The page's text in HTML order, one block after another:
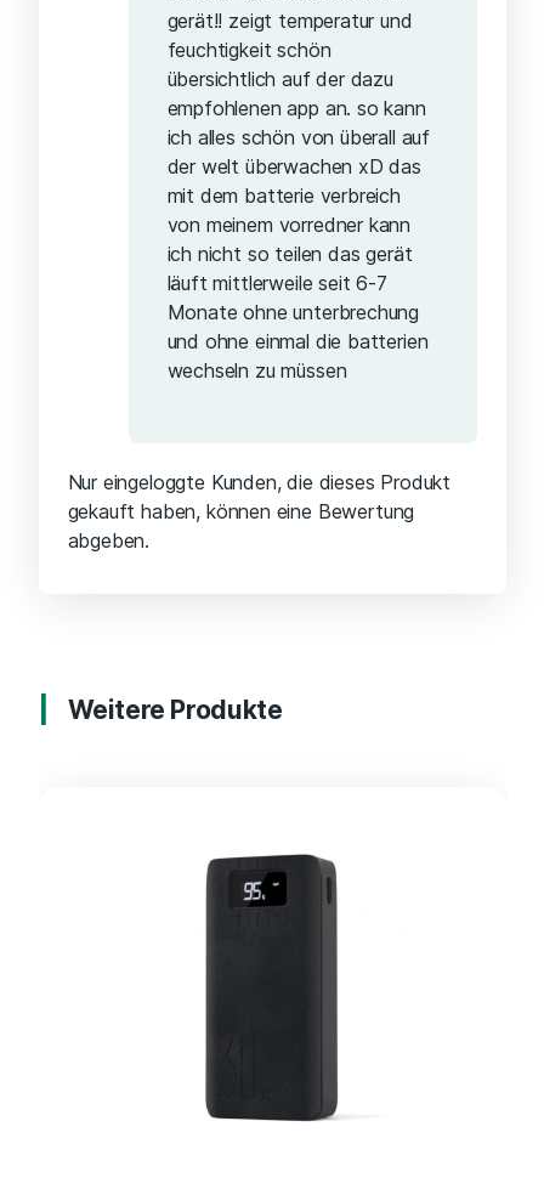
gerät!! zeigt temperatur und
feuchtigkeit schön
übersichtlich auf der dazu
empfohlenen app an. so kann
ich alles schön von überall auf
der welt überwachen xD das
mit dem batterie verbreich
von meinem vorredner kann
ich nicht so teilen das gerät
läuft mittlerweile seit 6-7
Monate ohne unterbrechung
und ohne einmal die batterien
wechseln zu müssen
Nur eingeloggte Kunden, die dieses Produkt
gekauft haben, können eine Bewertung
abgeben.
Weitere Produkte